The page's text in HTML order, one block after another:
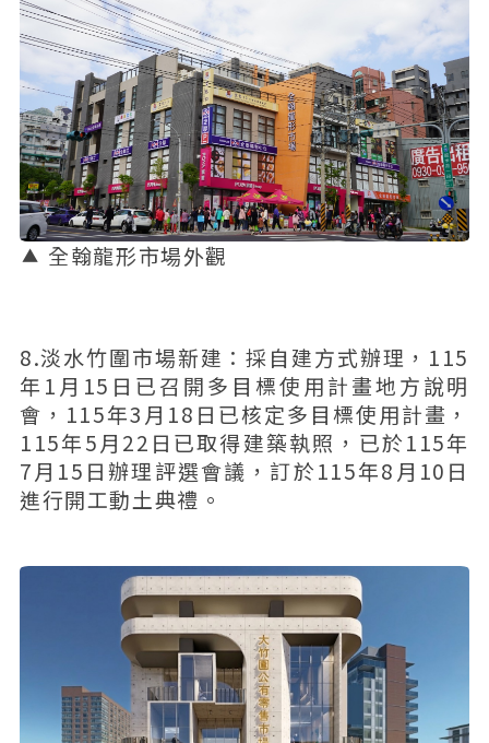
全翰龍形市場外觀
8.淡水竹圍市場新建：採自建方式辦理，115
年1月15日已召開多目標使用計畫地方說明
會，115年3月18日已核定多目標使用計畫，
115年5月22日已取得建築執照，已於115年
7月15日辦理評選會議，訂於115年8月10日
進行開工動土典禮。